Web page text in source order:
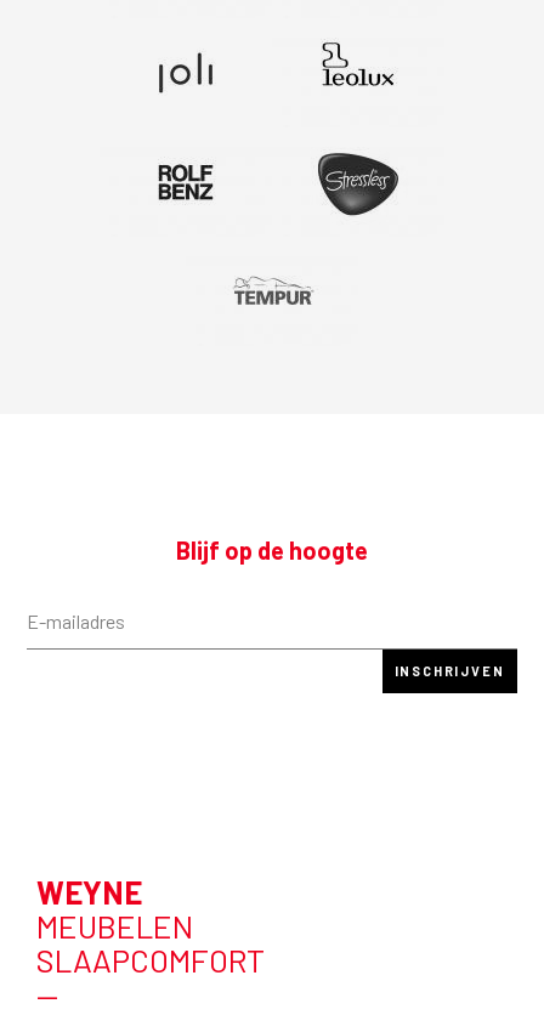
Blijf op de hoogte
WEYNE
MEUBELEN
SLAAPCOMFORT
—